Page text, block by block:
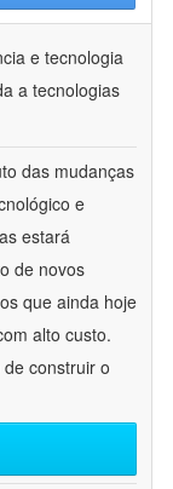
e tecnologia
a tecnologias
das mudanças
e
estará
de novos
que ainda hoje
alto custo.
construir o